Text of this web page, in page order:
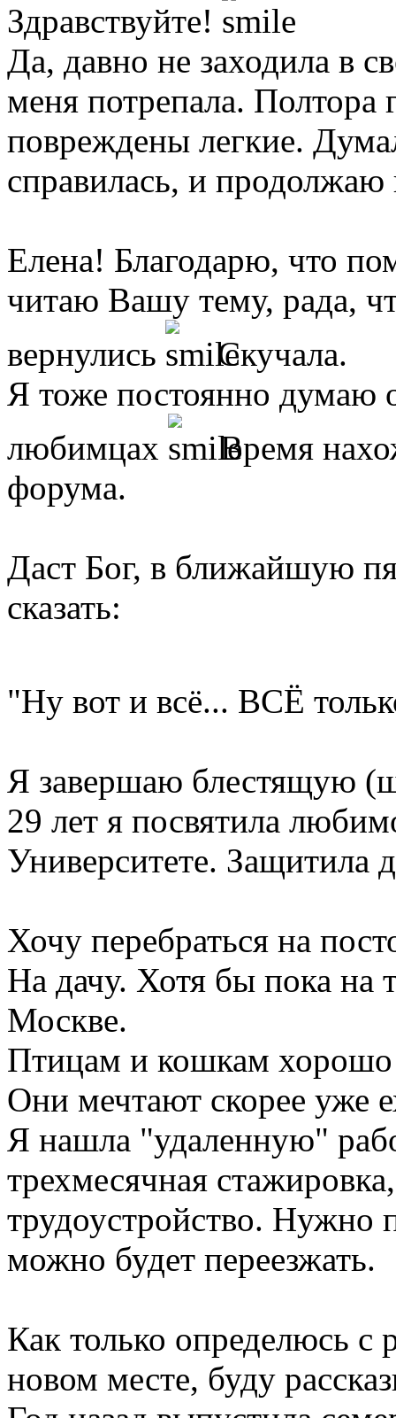
Здравствуйте!
Да, давно не заходила в
меня потрепала. Полтора
повреждены легкие.
справилась, и продолжаю
Елена! Благодарю, что
читаю Вашу тему, рада,
вернулись
Скучала.
Я тоже постоянно думаю
любимцах
Время
форума.
Даст Бог, в ближайшую
сказать:
"Ну вот и всё... ВСЁ
Я завершаю блестящую
29 лет я посвятила
Университете. Защитила
Хочу перебраться на
На дачу. Хотя бы пока на
Москве.
Птицам и кошкам хорошо
Они мечтают скорее уже
Я нашла "удаленную"
трехмесячная
трудоустройство. Нужно
можно будет переезжать.
Как только определюсь с
новом месте, буду